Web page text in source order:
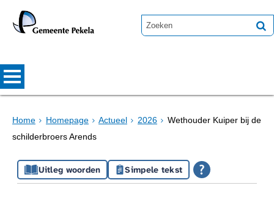
Home Homepage Actueel 2026
Wethouder Kuiper bij de
schilderbroers Arends
Uitleg woorden Simpele tekst